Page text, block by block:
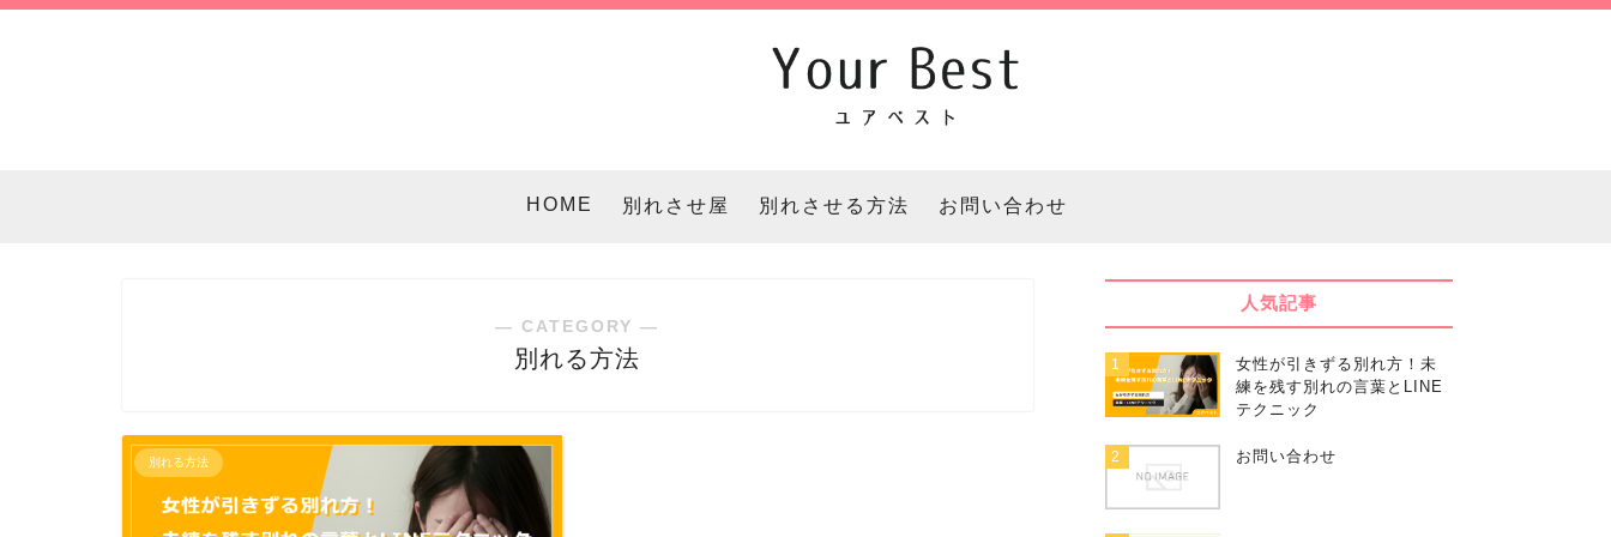
HOME 別れさせ屋 別れさせる方法 お問い合わせ
― CATEGORY ―
別れる方法
別れる方法
人気記事
1
女性が引きずる別れ方！未
練を残す別れの言葉とLINE
テクニック
2 お問い合わせ